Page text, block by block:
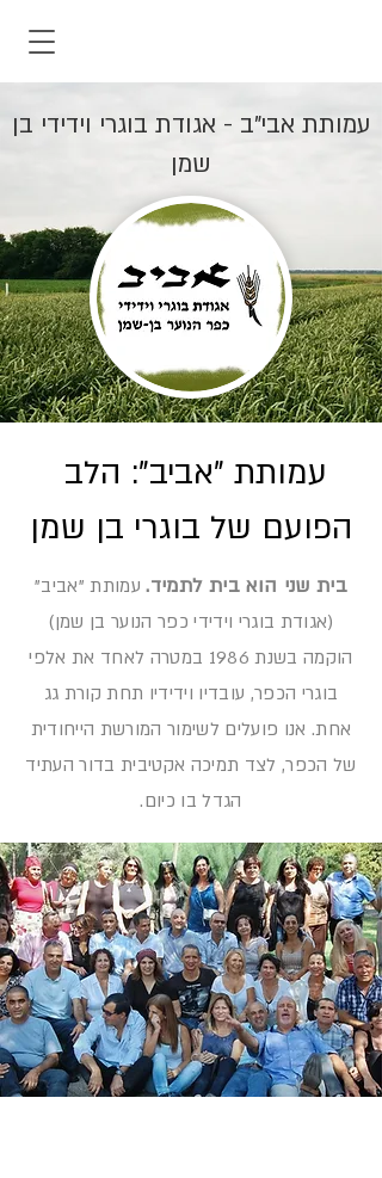
עמותת אבי"ב - אגודת בוגרי וידידי בן
שמן
הפועם של בוגרי בן שמן
בית שני הוא בית לתמיד.עמותת "אביב"
(אגודת בוגרי וידידי כפר הנוער בן שמן)
הוקמה בשנת 1986 במטרה לאחד את אלפי
בוגרי הכפר, עובדיו וידידיו תחת קורת גג
אחת. אנו פועלים לשימור המורשת הייחודית
של הכפר, לצד תמיכה אקטיבית בדור העתיד
הגדל בו כיום.